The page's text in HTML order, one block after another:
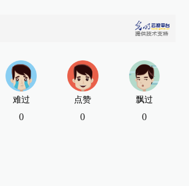
难过
0
点赞
0
飘过
0